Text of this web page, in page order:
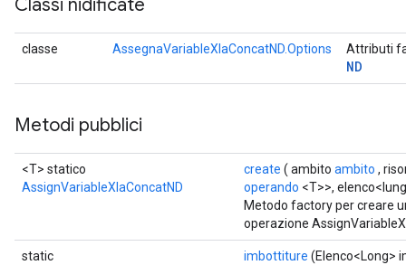
Classi nidificate
classe AssegnaVariableXlaConcatND.Options Attributi
ND
Metodi pubblici
<T> statico
AssignVariableXlaConcatND
create ( ambito ambito ,
operando <T>>,
Metodo factory per creare
operazione
static
imbottiture (Elenco<Long>